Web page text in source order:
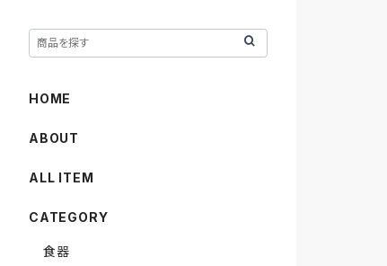
HOME
ABOUT
ALL ITEM
CATEGORY
食器